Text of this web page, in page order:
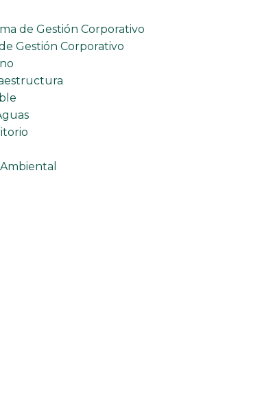
de Gestión Corporativo
Gestión Corporativo